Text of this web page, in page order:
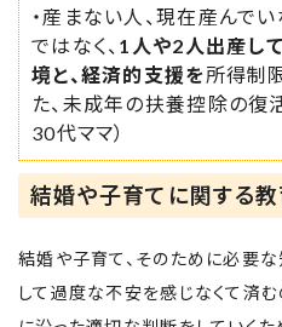
・産まない人、現在産んで
ではなく、 1人や2人出産し
境と、経済的支援を所得制
た、未成年の扶養控除の復活
30代ママ）
結婚や子育てに関する教
結婚や子育て、そのために必要
して過度な不安を感じなくて済